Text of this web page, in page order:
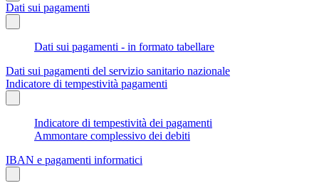
Dati sui pagamenti
Dati sui pagamenti - in formato tabellare
Dati sui pagamenti del servizio sanitario nazionale
Indicatore di tempestività pagamenti
Indicatore di tempestività dei pagamenti
Ammontare complessivo dei debiti
IBAN e pagamenti informatici